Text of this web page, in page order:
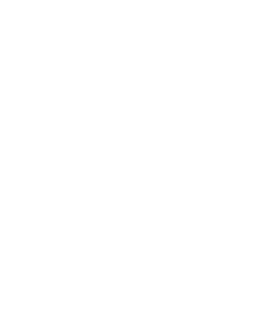
España restablece
procedentes de Italia como
El Málaga cae ante el Ceuta
derrota de la pretemporada
Marruecos, la principal